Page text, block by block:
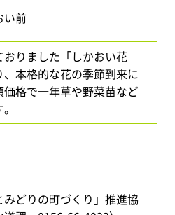
い前
おりました「しかおい花
本格的な花の季節到来に
価格で一年草や野菜苗など
みどりの町づくり」推進協